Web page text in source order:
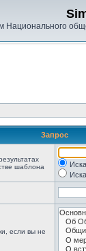
Национального
Запрос
шаблона
если вы не